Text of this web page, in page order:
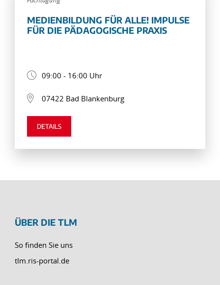
MEDIENBILDUNG FÜR ALLE! IMPULSE
FÜR DIE PÄDAGOGISCHE PRAXIS
09:00 - 16:00 Uhr
07422 Bad Blankenburg
DETAILS
ÜBER DIE TLM
So finden Sie uns
tlm.ris-portal.de